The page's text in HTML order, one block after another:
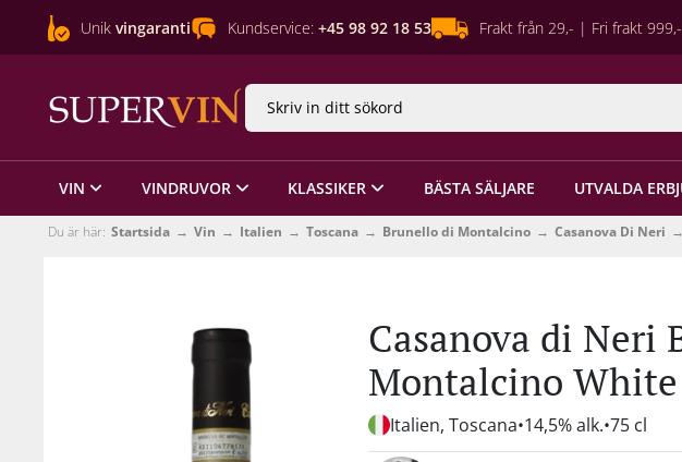
Unik vingaranti Kundservice: +45 98 92 18 53 Frakt från 29,- | Fri frakt 999,-
VIN VINDRUVOR KLASSIKER BÄSTA SÄLJARE UTVALDA
Du är här: Startsida Vin Italien Toscana Brunello di Montalcino Casanova Di Neri
Casanova di Neri
Montalcino White
Italien, Toscana 14,5% alk. 75 cl